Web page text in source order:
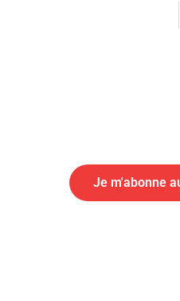
Je m'abonne